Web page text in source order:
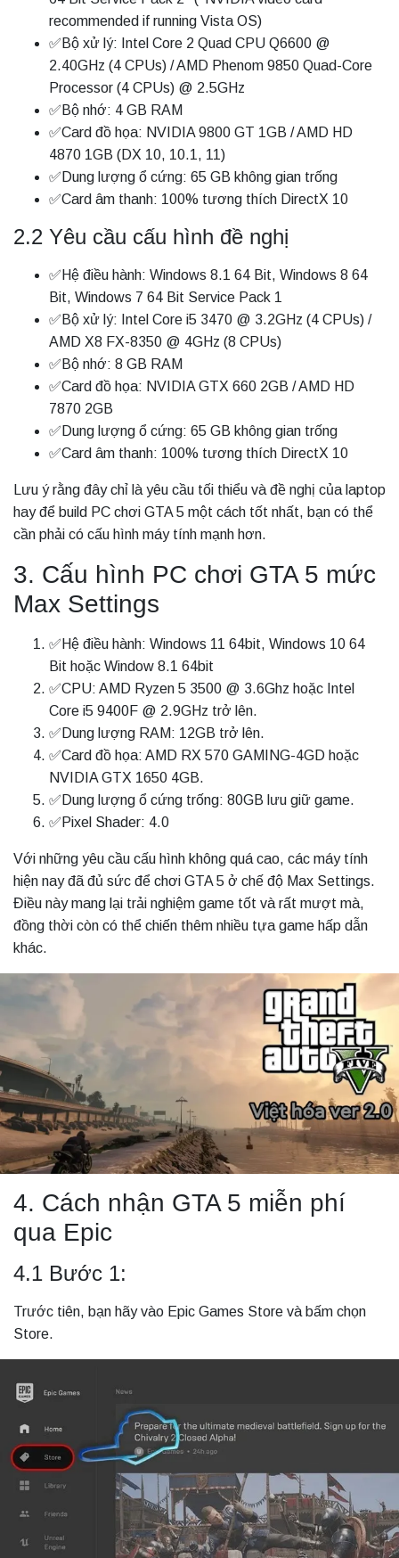
recommended if running Vista OS)
✅Bộ xử lý: Intel Core 2 Quad CPU Q6600 @
2.40GHz (4 CPUs) / AMD Phenom 9850 Quad-Core
Processor (4 CPUs) @ 2.5GHz
✅Bộ nhớ: 4 GB RAM
✅Card đồ họa: NVIDIA 9800 GT 1GB / AMD HD
4870 1GB (DX 10, 10.1, 11)
✅Dung lượng ổ cứng: 65 GB không gian trống
✅Card âm thanh: 100% tương thích DirectX 10
2.2 Yêu cầu cấu hình đề nghị
✅Hệ điều hành: Windows 8.1 64 Bit, Windows 8 64
Bit, Windows 7 64 Bit Service Pack 1
✅Bộ xử lý: Intel Core i5 3470 @ 3.2GHz (4 CPUs) /
AMD X8 FX-8350 @ 4GHz (8 CPUs)
✅Bộ nhớ: 8 GB RAM
✅Card đồ họa: NVIDIA GTX 660 2GB / AMD HD
7870 2GB
✅Dung lượng ổ cứng: 65 GB không gian trống
✅Card âm thanh: 100% tương thích DirectX 10
Lưu ý rằng đây chỉ là yêu cầu tối thiểu và đề nghị của laptop
hay để build PC chơi GTA 5 một cách tốt nhất, bạn có thể
cần phải có cấu hình máy tính mạnh hơn.
3. Cấu hình PC chơi GTA 5 mức
Max Settings
✅Hệ điều hành: Windows 11 64bit, Windows 10 64
Bit hoặc Window 8.1 64bit
✅CPU: AMD Ryzen 5 3500 @ 3.6Ghz hoặc Intel
Core i5 9400F @ 2.9GHz trở lên.
✅Dung lượng RAM: 12GB trở lên.
✅Card đồ họa: AMD RX 570 GAMING-4GD hoặc
NVIDIA GTX 1650 4GB.
✅Dung lượng ổ cứng trống: 80GB lưu giữ game.
✅Pixel Shader: 4.0
Với những yêu cầu cấu hình không quá cao, các máy tính
hiện nay đã đủ sức để chơi GTA 5 ở chế độ Max Settings.
Điều này mang lại trải nghiệm game tốt và rất mượt mà,
đồng thời còn có thể chiến thêm nhiều tựa game hấp dẫn
khác.
4. Cách nhận GTA 5 miễn phí
qua Epic
4.1 Bước 1:
Trước tiên, bạn hãy vào Epic Games Store và bấm chọn
Store.